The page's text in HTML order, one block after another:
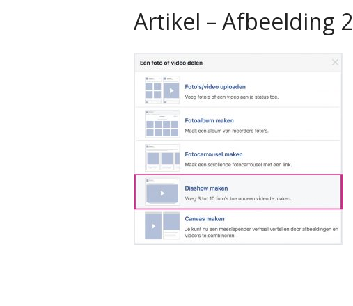
Artikel – Afbeelding 2